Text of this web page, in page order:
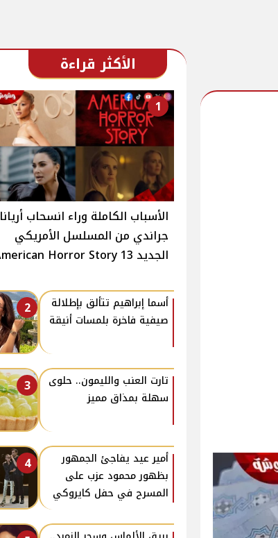
الأكثر قراءة
1
الأسباب الكاملة وراء انسحاب أريانا
جراندي من المسلسل الأمريكي
الجديد 13 American Horror Story
2
أسما إبراهيم تتألق بإطلالة
صيفية فاخرة بلمسات أنيقة
3
تارت العنب والليمون.. حلوى
سهلة بمذاق مميز
4
أمير عيد يفاجئ الجمهور
بظهور محمود عزب على
المسرح في حفل كايروكي